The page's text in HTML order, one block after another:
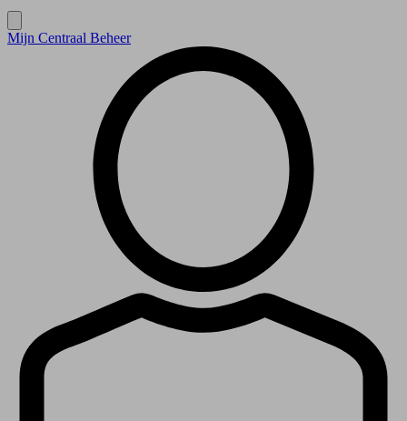
Mijn Centraal Beheer